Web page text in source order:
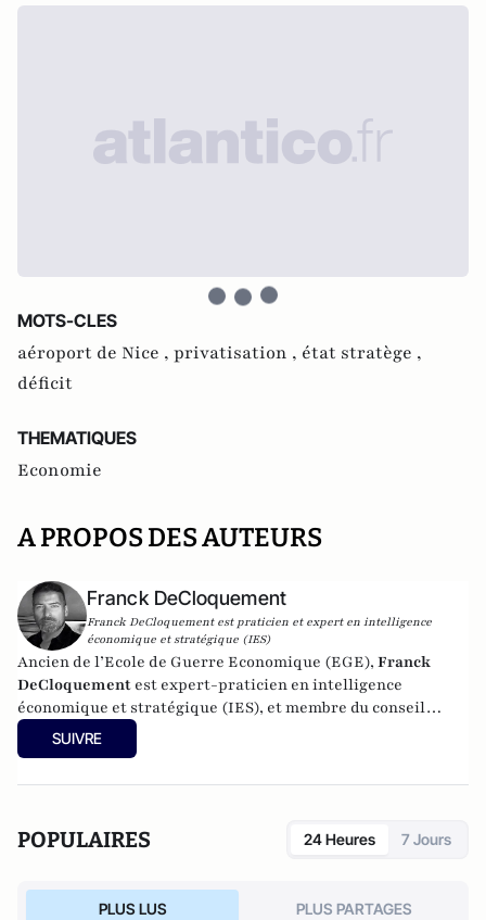
MOTS-CLES
aéroport de Nice , privatisation , état stratège ,
déficit
THEMATIQUES
Economie
A PROPOS DES AUTEURS
Franck DeCloquement
Franck DeCloquement est praticien et expert en intelligence
économique et stratégique (IES)
Ancien de l’Ecole de Guerre Economique (EGE), Franck
DeCloquement est expert-praticien en intelligence
économique et stratégique (IES), et membre du conseil
scientifique de l’Institut d’Études de Géopolitique
Appliquée - EGA. Il intervient comme conseil en appui aux
Cercle K2, il est aussi spécialiste des problématiques ayant
les écosystèmes économique et sociaux. Mais également, sur
la prégnance des conflits géoéconomiques et des ingérences
SUIVRE
POPULAIRES 24 Heures 7 Jours
PLUS LUS PLUS PARTAGES